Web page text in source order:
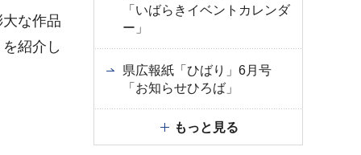
な作品
紹介し
「いばらきイベントカレンダ
ー」
県広報紙「ひばり」6月号
「お知らせひろば」
もっと見る